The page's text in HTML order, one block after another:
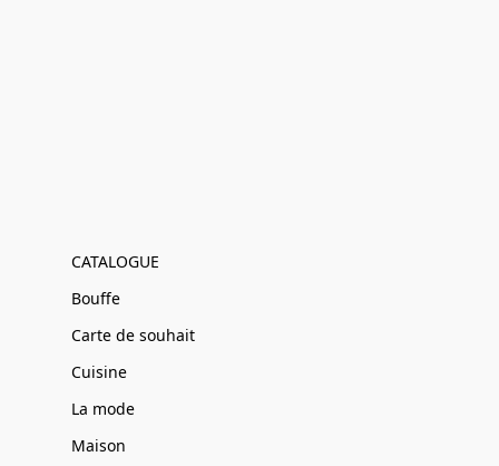
CATALOGUE
Bouffe
Carte de souhait
Cuisine
La mode
Maison